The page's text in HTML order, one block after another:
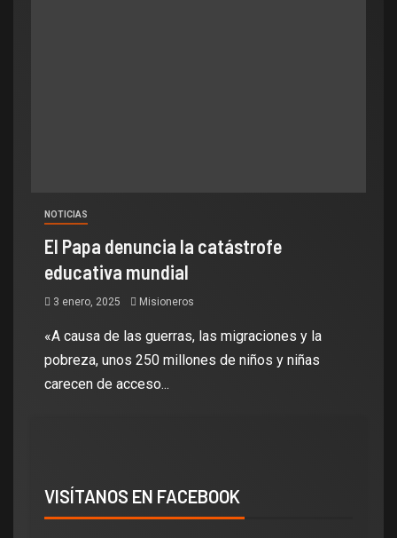
NOTICIAS
El Papa denuncia la catástrofe
educativa mundial
3 enero, 2025 Misioneros
«A causa de las guerras, las migraciones y la
pobreza, unos 250 millones de niños y niñas
carecen de acceso...
VISÍTANOS EN FACEBOOK